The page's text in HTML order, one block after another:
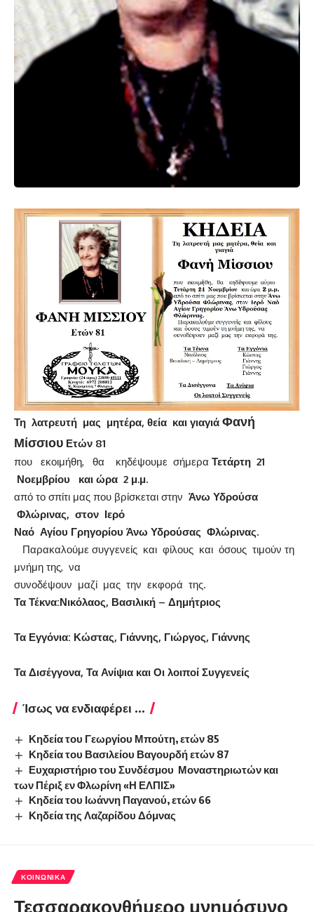
Τη λατρευτή μας μητέρα, θεία και γιαγιά Φανή
Μίσσιου Ετών 81
που εκοιμήθη, θα κηδέψουμε σήμερα Τετάρτη 21
Νοεμβρίου και ώρα 2 μ.μ.
από το σπίτι μας που βρίσκεται στην Άνω Υδρούσα
Φλώρινας, στον Ιερό
Ναό Αγίου Γρηγορίου Άνω Υδρούσας Φλώρινας.
Παρακαλούμε συγγενείς και φίλους και όσους τιμούν τη
μνήμη της, να
συνοδέψουν μαζί μας την εκφορά της.
Τα Τέκνα:Νικόλαος, Βασιλική – Δημήτριος
Τα Εγγόνια: Κώστας, Γιάννης, Γιώργος, Γιάννης
Τα Δισέγγονα, Τα Ανίψια και Οι λοιποί Συγγενείς
Ίσως να ενδιαφέρει ...
Κηδεία του Γεωργίου Μπούτη, ετών 85
Κηδεία του Βασιλείου Βαγουρδή ετών 87
Ευχαριστήριο του Συνδέσμου Μοναστηριωτών και
των Πέριξ εν Φλωρίνη «Η ΕΛΠΙΣ»
Κηδεία του Ιωάννη Παγανού, ετών 66
Κηδεία της Λαζαρίδου Δόμνας
ΚΟΙΝΩΝΙΚΆ
Τεσσαρακονθήμερο μνημόσυνο